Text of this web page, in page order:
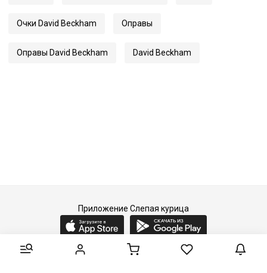
Очки David Beckham Оправы
Оправы David Beckham David Beckham
Приложение Слепая курица
2015-2026 © Слепая курица - fashion concept store.